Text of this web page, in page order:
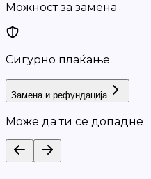
Можност за замена
Сигурно плаќање
Замена и рефундација
Може да ти се допадне